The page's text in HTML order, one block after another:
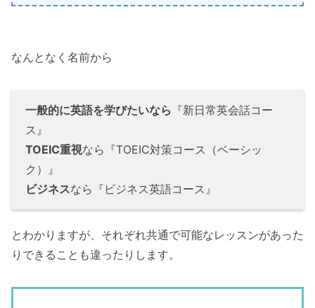
なんとなく名前から
一般的に英語を学びたいなら 『新日常英会話コー
ス』
TOEIC重視なら『TOEIC対策コース（ベーシッ
ク）』
ビジネスなら『ビジネス英語コース』
とわかりますが、それぞれ共通で可能なレッスンがあった
りできることも違ったりします。